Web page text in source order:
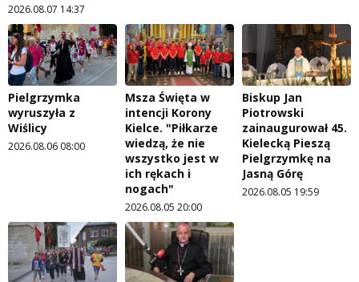
2026.08.07 14:37
Pielgrzymka
wyruszyła z
Wiślicy
2026.08.06 08:00
Msza Święta w
intencji Korony
Kielce. "Piłkarze
wiedzą, że nie
wszystko jest w
ich rękach i
nogach"
2026.08.05 20:00
Biskup Jan
Piotrowski
zainaugurował 45.
Kielecką Pieszą
Pielgrzymkę na
Jasną Górę
2026.08.05 19:59